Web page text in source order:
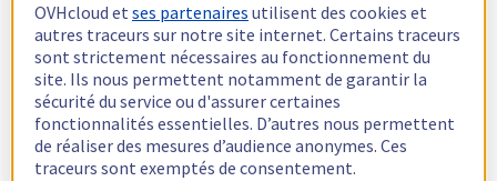
OVHcloud etses partenaires utilisent des cookies et
autres traceurs sur notre site internet. Certains traceurs
sont strictement nécessaires au fonctionnement du
site. Ils nous permettent notamment de garantir la
sécurité du service ou d'assurer certaines
fonctionnalités essentielles. D’autres nous permettent
de réaliser des mesures d’audience anonymes. Ces
traceurs sont exemptés de consentement.